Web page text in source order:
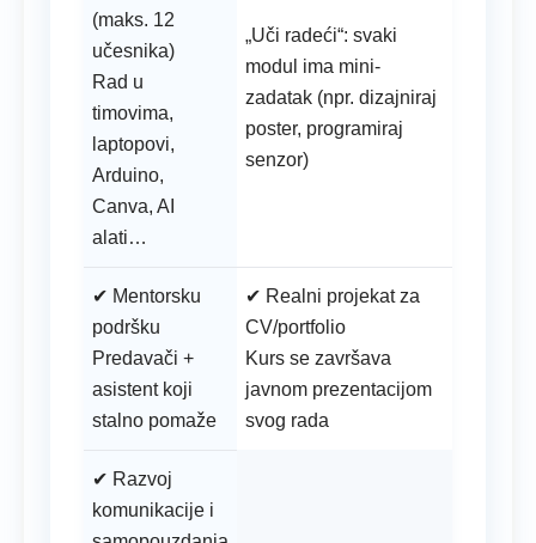
(maks. 12
učesnika)
Rad u
timovima,
laptopovi,
Arduino,
Canva, AI
alati…
„Uči radeći“: svaki
modul ima mini-
zadatak (npr. dizajniraj
poster, programiraj
senzor)
✔ Mentorsku
podršku
Predavači +
asistent koji
stalno pomaže
✔ Realni projekat za
CV/portfolio
Kurs se završava
javnom prezentacijom
svog rada
✔ Razvoj
komunikacije i